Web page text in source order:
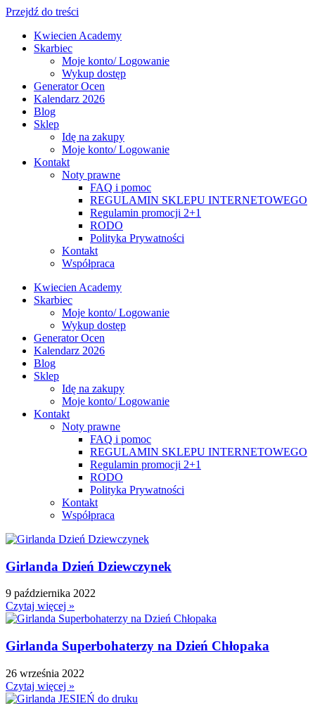
Przejdź do treści
Kwiecien Academy
Skarbiec
Moje konto/ Logowanie
Wykup dostęp
Generator Ocen
Kalendarz 2026
Blog
Sklep
Idę na zakupy
Moje konto/ Logowanie
Kontakt
Noty prawne
FAQ i pomoc
REGULAMIN SKLEPU INTERNETOWEGO
Regulamin promocji 2+1
RODO
Polityka Prywatności
Kontakt
Współpraca
Kwiecien Academy
Skarbiec
Moje konto/ Logowanie
Wykup dostęp
Generator Ocen
Kalendarz 2026
Blog
Sklep
Idę na zakupy
Moje konto/ Logowanie
Kontakt
Noty prawne
FAQ i pomoc
REGULAMIN SKLEPU INTERNETOWEGO
Regulamin promocji 2+1
RODO
Polityka Prywatności
Kontakt
Współpraca
Girlanda Dzień Dziewczynek
9 października 2022
Czytaj więcej »
Girlanda Superbohaterzy na Dzień Chłopaka
26 września 2022
Czytaj więcej »